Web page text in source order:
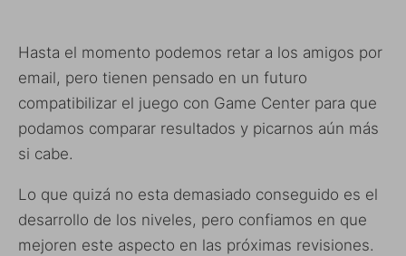
Hasta el momento podemos retar a los amigos por
email, pero tienen pensado en un futuro
compatibilizar el juego con Game Center para que
podamos comparar resultados y picarnos aún más
si cabe.
Lo que quizá no esta demasiado conseguido es el
desarrollo de los niveles, pero confiamos en que
mejoren este aspecto en las próximas revisiones.